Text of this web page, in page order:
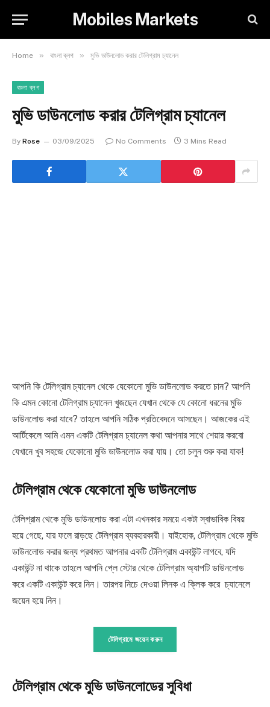
Mobiles Markets
Home » বাংলা ব্লগ » মুভি ডাউনলোড করার টেলিগ্রাম চ্যানেল
বাংলা ব্লগ
মুভি ডাউনলোড করার টেলিগ্রাম চ্যানেল
By Rose 03/09/2025 No Comments 3 Mins Read
আপনি কি টেলিগ্রাম চ্যানেল থেকে যেকোনো মুভি ডাউনলোড করতে চান? আপনি
কি এমন কোনো টেলিগ্রাম চ্যানেল খুজছেন যেখান থেকে যে কোনো ধরনের মুভি
ডাউনলোড করা যাবে? তাহলে আপনি সঠিক প্রতিবেদনে আসছেন। আজকের এই
আর্টিকেলে আমি এমন একটি টেলিগ্রাম চ্যানেল কথা আপনার সাথে শেয়ার করবো
যেখানে খুব সহজে যেকোনো মুভি ডাউনলোড করা যায়। তো চলুন শুরু করা যাক!
টেলিগ্রাম থেকে যেকোনো মুভি ডাউনলোড
টেলিগ্রাম থেকে মুভি ডাউনলোড করা এটা এখনকার সময়ে একটা স্বাভাবিক বিষয়
হয়ে গেছে, যার ফলে রাড়ছে টেলিগ্রাম ব্যবহারকারী। যাইহোক, টেলিগ্রাম থেকে মুভি
ডাউনলোড করার জন্য প্রথমত আপনার একটি টেলিগ্রাম একাউন্ট লাগবে, যদি
একাউন্ট না থাকে তাহলে আপনি প্লে স্টোর থেকে টেলিগ্রাম অ্যাপটি ডাউনলোড
করে একটি একাউন্ট করে নিন। তারপর নিচে দেওয়া লিনক এ ক্লিক করে চ্যানেলে
জয়েন হয়ে নিন।
টেলিগ্রামে জয়েন করুন
টেলিগ্রাম থেকে মুভি ডাউনলোডের সুবিধা